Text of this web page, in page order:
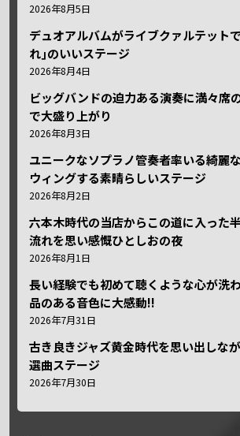
2026年8月5日
デュオアルバムがライブクァルテット
れ｣のいいステージ
2026年8月4日
ビッグバンドの迫力ある演奏に満々席
で大盛り上がり
2026年8月3日
ユニークなソプラノ管奏者率いる綺麗
ウィングする素晴らしいステージ
2026年8月2日
六本木時代の当店からこの道に入った
流れを思い感慨ひとしおの夜
2026年8月1日
長い経験でも初めて聴くような心が洗
品のある音色に大感動!!
2026年7月31日
古き良きジャズ黄金時代を思い出しな
選曲ステージ
2026年7月30日